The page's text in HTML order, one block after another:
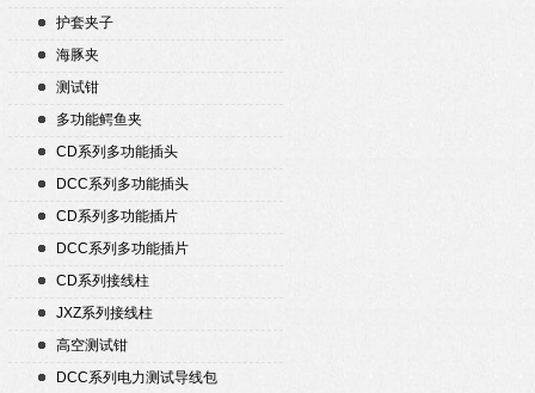
护套夹子
海豚夹
测试钳
多功能鳄鱼夹
CD系列多功能插头
DCC系列多功能插头
CD系列多功能插片
DCC系列多功能插片
CD系列接线柱
JXZ系列接线柱
高空测试钳
DCC系列电力测试导线包